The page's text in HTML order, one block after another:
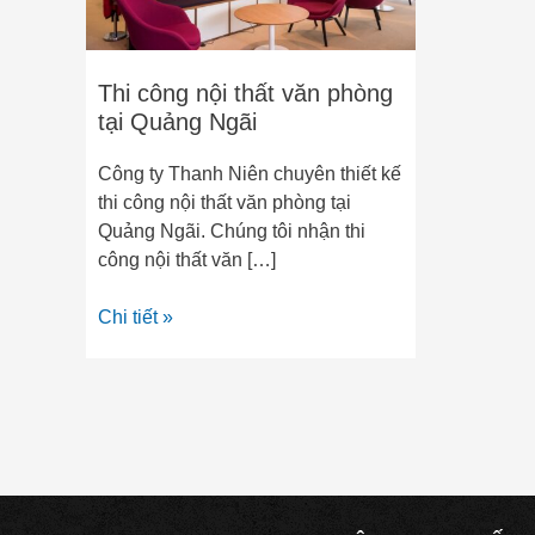
Thi công nội thất văn phòng
tại Quảng Ngãi
Công ty Thanh Niên chuyên thiết kế
thi công nội thất văn phòng tại
Quảng Ngãi. Chúng tôi nhận thi
công nội thất văn […]
tại
Quảng
Ngãi
Chi tiết »